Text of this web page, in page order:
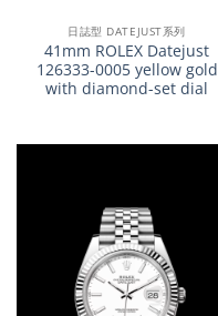
日誌型 DATEJUST系列
41mm ROLEX Datejust
126333-0005 yellow gold
with diamond-set dial